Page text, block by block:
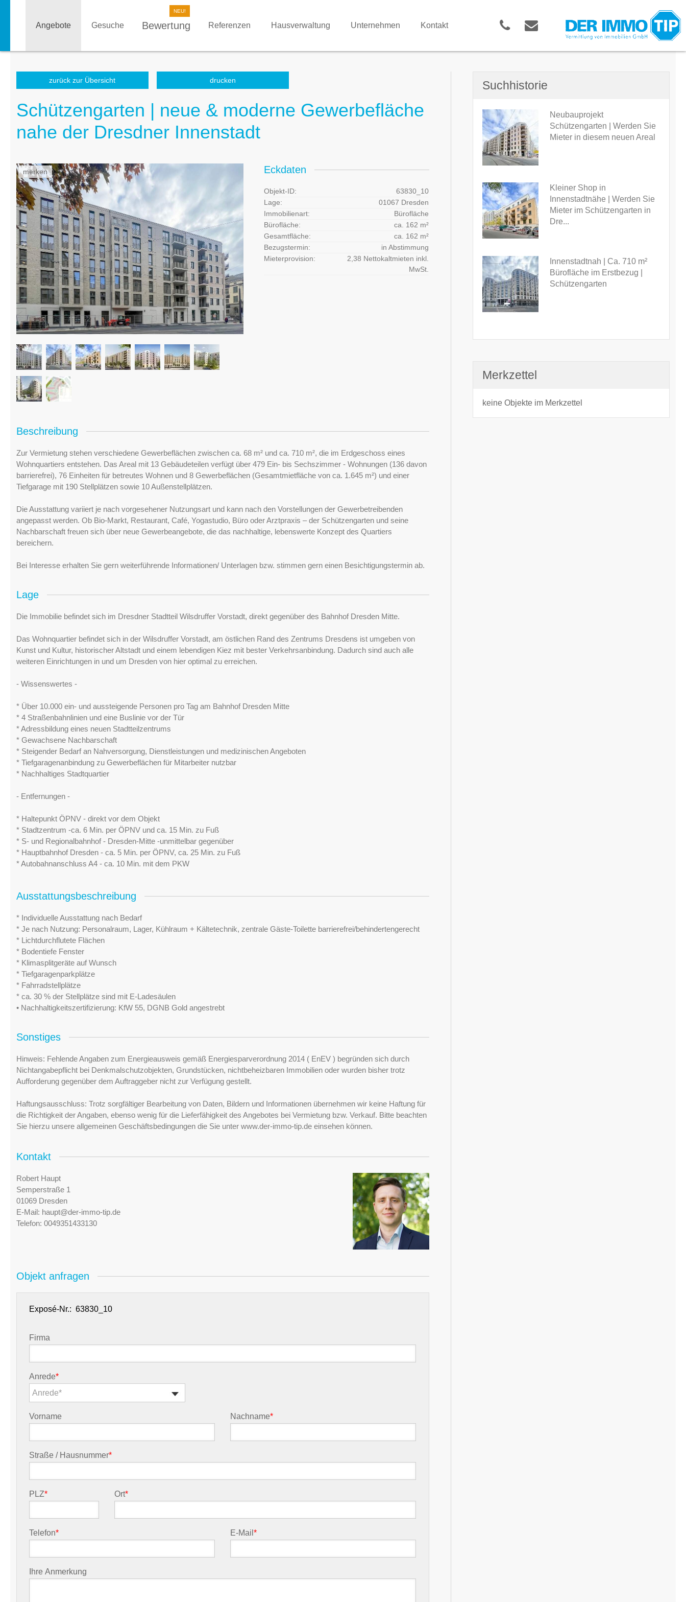
Angebote Gesuche Bewertung Referenzen Hausverwaltung Unternehmen Kontakt
zurück zur Übersicht drucken
Schützengarten | neue & moderne Gewerbefläche
nahe der Dresdner Innenstadt
merken Eckdaten
Objekt-ID:
63830_10
Lage:
01067 Dresden
Immobilienart:
Bürofläche
Bürofläche:
ca. 162 m²
Gesamtfläche:
ca. 162 m²
Bezugstermin:
in Abstimmung
Mieterprovision:
2,38 Nettokaltmieten inkl.
MwSt.
Beschreibung
Zur Vermietung stehen verschiedene Gewerbeflächen zwischen ca. 68 m² und ca. 710 m², die im Erdgeschoss eines
Wohnquartiers entstehen. Das Areal mit 13 Gebäudeteilen verfügt über 479 Ein- bis Sechszimmer - Wohnungen (136 davon
barrierefrei), 76 Einheiten für betreutes Wohnen und 8 Gewerbeflächen (Gesamtmietfläche von ca. 1.645 m²) und einer
Tiefgarage mit 190 Stellplätzen sowie 10 Außenstellplätzen.
Die Ausstattung variiert je nach vorgesehener Nutzungsart und kann nach den Vorstellungen der Gewerbetreibenden
angepasst werden. Ob Bio-Markt, Restaurant, Café, Yogastudio, Büro oder Arztpraxis – der Schützengarten und seine
Nachbarschaft freuen sich über neue Gewerbeangebote, die das nachhaltige, lebenswerte Konzept des Quartiers
bereichern.
Bei Interesse erhalten Sie gern weiterführende Informationen/ Unterlagen bzw. stimmen gern einen Besichtigungstermin ab.
Lage
Die Immobilie befindet sich im Dresdner Stadtteil Wilsdruffer Vorstadt, direkt gegenüber des Bahnhof Dresden Mitte.
Das Wohnquartier befindet sich in der Wilsdruffer Vorstadt, am östlichen Rand des Zentrums Dresdens ist umgeben von
Kunst und Kultur, historischer Altstadt und einem lebendigen Kiez mit bester Verkehrsanbindung. Dadurch sind auch alle
weiteren Einrichtungen in und um Dresden von hier optimal zu erreichen.
- Wissenswertes -
* Über 10.000 ein- und aussteigende Personen pro Tag am Bahnhof Dresden Mitte
* 4 Straßenbahnlinien und eine Buslinie vor der Tür
* Adressbildung eines neuen Stadtteilzentrums
* Gewachsene Nachbarschaft
* Steigender Bedarf an Nahversorgung, Dienstleistungen und medizinischen Angeboten
* Tiefgaragenanbindung zu Gewerbeflächen für Mitarbeiter nutzbar
* Nachhaltiges Stadtquartier
- Entfernungen -
* Haltepunkt ÖPNV - direkt vor dem Objekt
* Stadtzentrum -ca. 6 Min. per ÖPNV und ca. 15 Min. zu Fuß
* S- und Regionalbahnhof - Dresden-Mitte -unmittelbar gegenüber
* Hauptbahnhof Dresden - ca. 5 Min. per ÖPNV, ca. 25 Min. zu Fuß
* Autobahnanschluss A4 - ca. 10 Min. mit dem PKW
Ausstattungsbeschreibung
* Individuelle Ausstattung nach Bedarf
* Je nach Nutzung: Personalraum, Lager, Kühlraum + Kältetechnik, zentrale Gäste-Toilette barrierefrei/behindertengerecht
* Lichtdurchflutete Flächen
* Bodentiefe Fenster
* Klimasplitgeräte auf Wunsch
* Tiefgaragenparkplätze
* Fahrradstellplätze
* ca. 30 % der Stellplätze sind mit E-Ladesäulen
• Nachhaltigkeitszertifizierung: KfW 55, DGNB Gold angestrebt
Sonstiges
Hinweis: Fehlende Angaben zum Energieausweis gemäß Energiesparverordnung 2014 ( EnEV ) begründen sich durch
Nichtangabepflicht bei Denkmalschutzobjekten, Grundstücken, nichtbeheizbaren Immobilien oder wurden bisher trotz
Aufforderung gegenüber dem Auftraggeber nicht zur Verfügung gestellt.
Haftungsausschluss: Trotz sorgfältiger Bearbeitung von Daten, Bildern und Informationen übernehmen wir keine Haftung für
die Richtigkeit der Angaben, ebenso wenig für die Lieferfähigkeit des Angebotes bei Vermietung bzw. Verkauf. Bitte beachten
Sie hierzu unsere allgemeinen Geschäftsbedingungen die Sie unter www.der-immo-tip.de einsehen können.
Kontakt
Robert Haupt
Semperstraße 1
01069 Dresden
E-Mail: haupt@der-immo-tip.de
Telefon: 0049351433130
Objekt anfragen
Exposé-Nr.:
Firma
Anrede*
Anrede*
Vorname Nachname*
Straße / Hausnummer*
PLZ* Ort*
Telefon* E-Mail*
Ihre Anmerkung
Suchhistorie
Neubauprojekt
Schützengarten | Werden Sie
Mieter in diesem neuen Areal
Kleiner Shop in
Innenstadtnähe | Werden Sie
Mieter im Schützengarten in
Dre...
Innenstadtnah | Ca. 710 m²
Bürofläche im Erstbezug |
Schützengarten
Merkzettel
keine Objekte im Merkzettel